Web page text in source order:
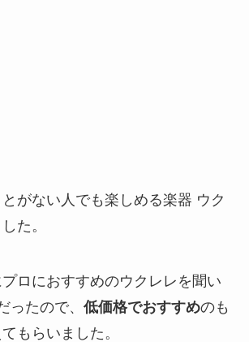
がない人でも楽しめる楽器 ウク
た。
ロにおすすめのウクレレを聞い
ったので、 低価格でおすすめのも
もらいました。